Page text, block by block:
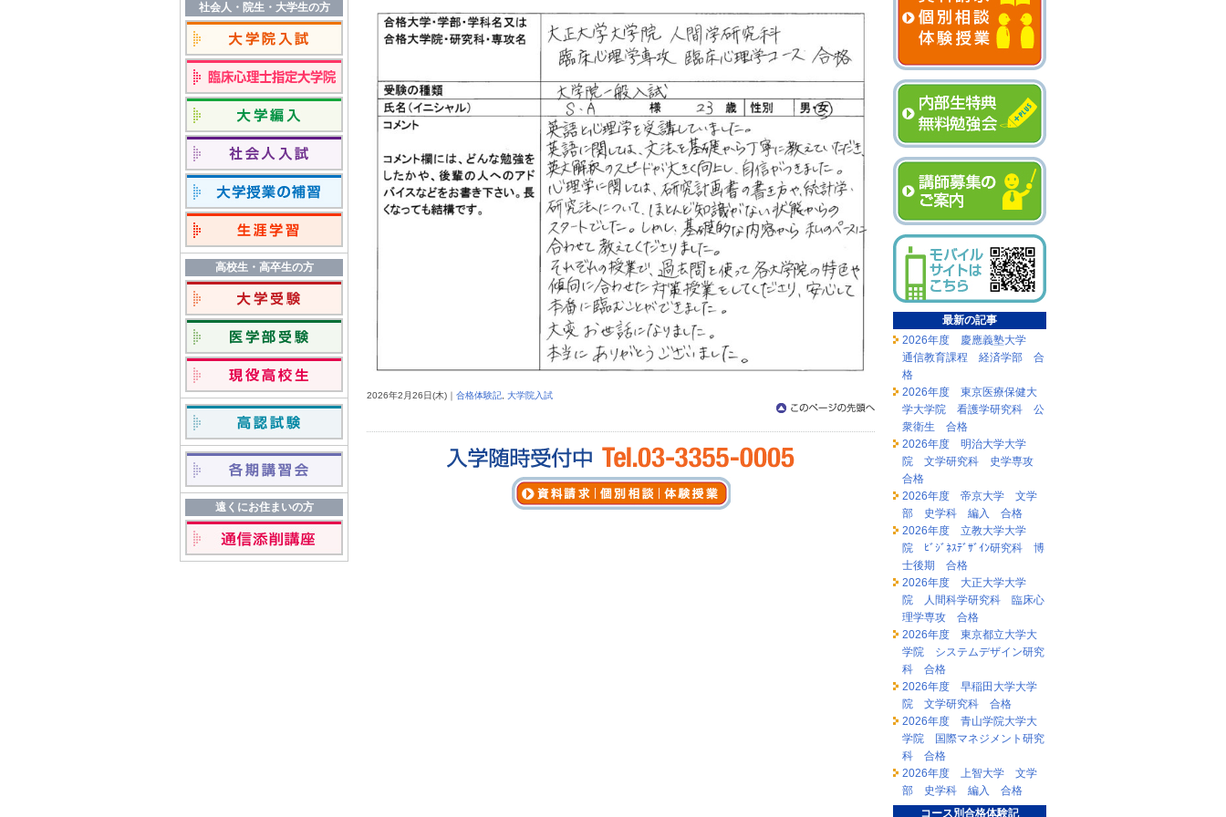
社会人・院生・大学生の方
高校生・高卒生の方
遠くにお住まいの方
2026年2月26日(木)｜ 合格体験記 大学院入試
最新の記事
2026年度 慶應義塾大学
通信教育課程 経済学部 合
格
2026年度 東京医療保健大
学大学院 看護学研究科 公
衆衛生 合格
2026年度 明治大学大学
院 文学研究科 史学専攻
合格
2026年度 帝京大学 文学
部 史学科 編入 合格
2026年度 立教大学大学
院 ﾋﾞｼﾞﾈｽﾃﾞｻﾞｲﾝ研究科 博
士後期 合格
2026年度 大正大学大学
院 人間科学研究科 臨床心
理学専攻 合格
2026年度 東京都立大学大
学院 システムデザイン研究
科 合格
2026年度 早稲田大学大学
院 文学研究科 合格
2026年度 青山学院大学大
学院 国際マネジメント研究
科 合格
2026年度 上智大学 文学
部 史学科 編入 合格
コース別合格体験記